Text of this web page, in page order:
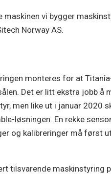
vi bygger
Norway AS.
monteres for at
Det er litt ekstra jobb å
men like ut i januar 2020
løsningen. En rekke
og kalibreringer må først
tilsvarende maskinstyring